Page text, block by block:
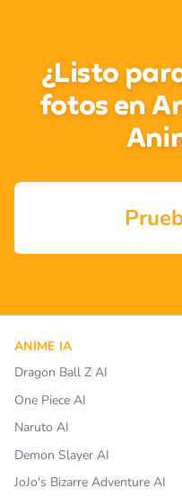
¿Listo
fotos en
ANIME IA
Dragon Ball Z AI
One Piece AI
Naruto AI
Demon Slayer AI
JoJo's Bizarre Adventure AI